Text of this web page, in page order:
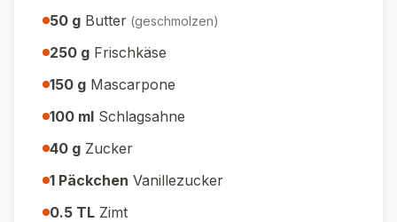
50 g Butter (geschmolzen)
250 g Frischkäse
150 g Mascarpone
100 ml Schlagsahne
40 g Zucker
1 Päckchen Vanillezucker
0.5 TL Zimt